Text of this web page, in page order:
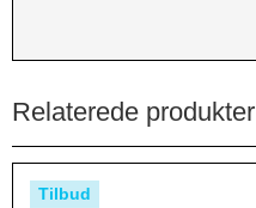
Relaterede produkter
Tilbud